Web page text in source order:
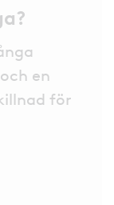
en
för